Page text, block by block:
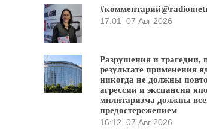
17:01
07 Авг 2026
Разрушения и трагедии,
результате применения
никогда не должны
агрессии и экспансии
милитаризма должны
предостережением
16:12 07 Авг 2026